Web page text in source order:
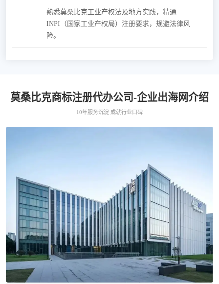
熟悉莫桑比克工业产权法及地方实践，精通
INPI（国家工业产权局）注册要求，规避法律风
险。
莫桑比克商标注册代办公司-企业出海网介绍
10年服务沉淀 成就行业口碑